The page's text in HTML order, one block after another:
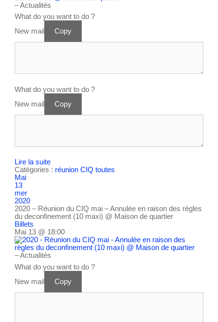
– Actualités
What do you want to do ?
New mail
Copy
What do you want to do ?
New mail
Copy
Lire la suite
Catégories : réunion CIQ toutes
Mai
13
mer
2020
2020 – Réunion du CIQ mai – Annulée en raison des règles
du deconfinement (10 maxi) @ Maison de quartier
Billets
Mai 13 @ 18:00
– Actualités
What do you want to do ?
New mail
Copy